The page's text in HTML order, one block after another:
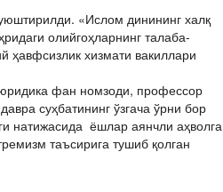
«Ислом динининг халқ
олийгоҳларнинг талаба-
ҳавфсизлик хизмати вакиллари
фан номзоди, профессор
суҳбатининг ўзгача ўрни бор
натижасида ёшлар аянчли аҳволга
таъсирига тушиб қолган